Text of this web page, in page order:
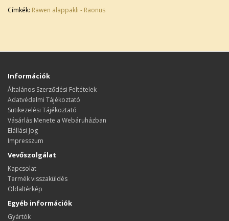
Címkék: Rawen alappakli - Raonus
Információk
Általános Szerződési Feltételek
Adatvédelmi Tájékoztató
Sütikezelési Tájékoztató
Vásárlás Menete a Webáruházban
Elállási Jog
Impresszum
Vevőszolgálat
Kapcsolat
Termék visszaküldés
Oldaltérkép
Egyéb információk
Gyártók